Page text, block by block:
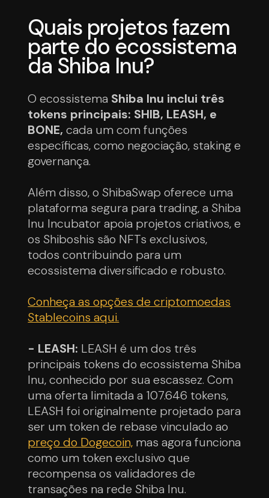
Quais projetos fazem
parte do ecossistema
da Shiba Inu?
O ecossistema Shiba Inu inclui três
tokens principais: SHIB, LEASH, e
BONE, cada um com funções
específicas, como negociação, staking e
governança.
Além disso, o ShibaSwap oferece uma
plataforma segura para trading, a Shiba
Inu Incubator apoia projetos criativos, e
os Shiboshis são NFTs exclusivos,
todos contribuindo para um
ecossistema diversificado e robusto.
Conheça as opções de criptomoedas
Stablecoins aqui.
- LEASH: LEASH é um dos três
principais tokens do ecossistema Shiba
Inu, conhecido por sua escassez. Com
uma oferta limitada a 107.646 tokens,
LEASH foi originalmente projetado para
ser um token de rebase vinculado ao
preço do Dogecoin, mas agora funciona
como um token exclusivo que
recompensa os validadores de
transações na rede Shiba Inu.